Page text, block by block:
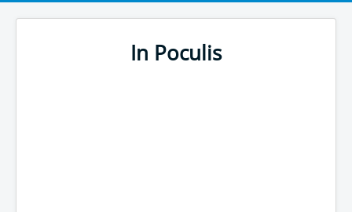
In Poculis